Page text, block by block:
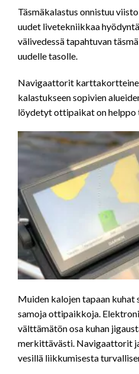
Täsmäkalastus onnistuu
uudet livetekniikkaa
välivedessä tapahtuvan
uudelle tasolle.
Navigaattorit
kalastukseen sopivien
löydetyt ottipaikat on helppo
Muiden kalojen tapaan kuhat
samoja ottipaikkoja.
välttämätön osa kuhan
merkittävästi. Navigaattorit
vesillä liikkumisesta